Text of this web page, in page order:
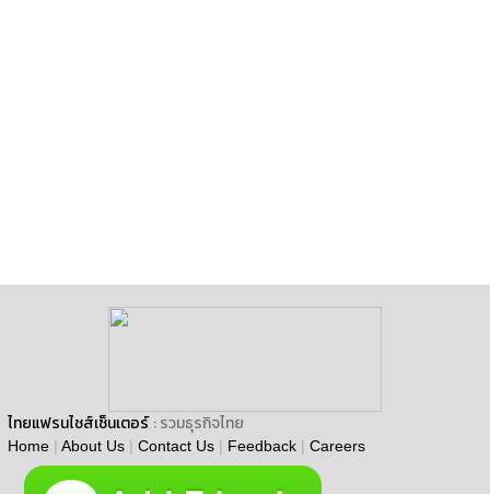
ไทยแฟรนไชส์เซ็นเตอร์ : รวมธุรกิจไทย
Home | About Us | Contact Us | Feedback | Careers